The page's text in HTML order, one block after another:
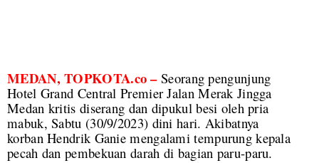
MEDAN, TOPKOTA.co – Seorang pengunjung
Hotel Grand Central Premier Jalan Merak Jingga
Medan kritis diserang dan dipukul besi oleh pria
mabuk, Sabtu (30/9/2023) dini hari. Akibatnya
korban Hendrik Ganie mengalami tempurung kepala
pecah dan pembekuan darah di bagian paru-paru.